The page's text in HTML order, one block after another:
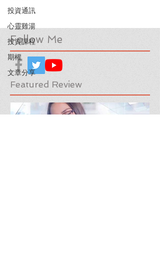
Follow Me
投資通訊
心靈雞湯
投資課程
期權
文章分享
Featured Review